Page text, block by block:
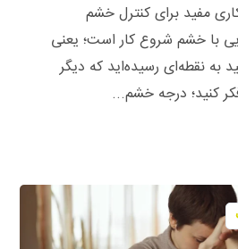
مفید برای کنترل خشم
با خشم شروع کار است؛ یعنی
نقطه‌ای رسیده‌اید که دیگر
کنید؛ درجه خشم...